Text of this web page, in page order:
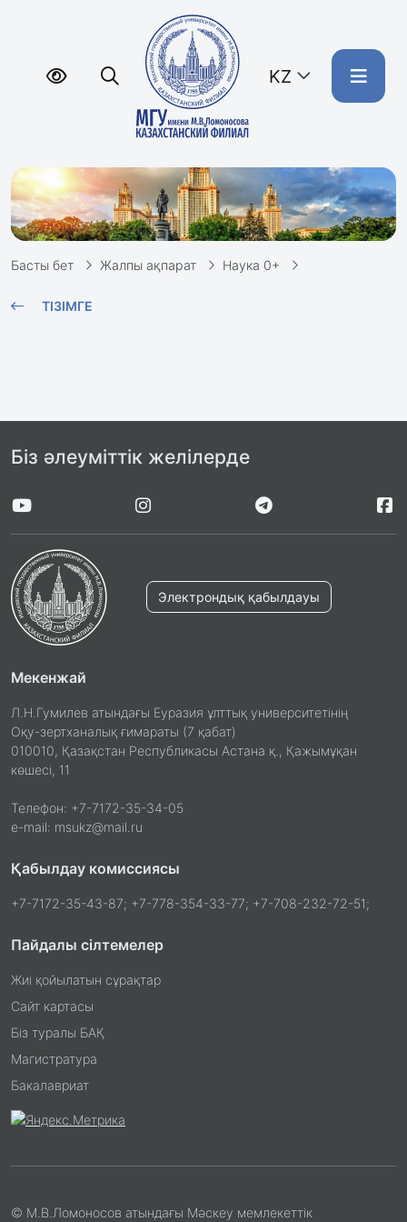
KZ
Басты бет Жалпы ақпарат Наука 0+
ТІЗІМГЕ
Біз әлеуміттік желілерде
Электрондық қабылдауы
Мекенжай
Л.Н.Гумилев атындағы Еуразия ұлттық университетінің
Оқу-зертханалық ғимараты (7 қабат)
010010, Қазақстан Республикасы Астана қ., Қажымұқан
көшесі, 11
Телефон: +7-7172-35-34-05
e-mail: msukz@mail.ru
Қабылдау комиссиясы
+7-7172-35-43-87; +7-778-354-33-77; +7-708-232-72-51;
Пайдалы сілтемелер
Жиі қойылатын сұрақтар
Сайт картасы
Біз туралы БАҚ
Магистратура
Бакалавриат
© М.В.Ломоносов атындағы Мәскеу мемлекеттік